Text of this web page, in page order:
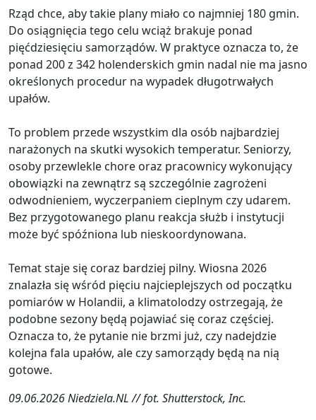
Rząd chce, aby takie plany miało co najmniej 180 gmin.
Do osiągnięcia tego celu wciąż brakuje ponad
pięćdziesięciu samorządów. W praktyce oznacza to, że
ponad 200 z 342 holenderskich gmin nadal nie ma jasno
określonych procedur na wypadek długotrwałych
upałów.
To problem przede wszystkim dla osób najbardziej
narażonych na skutki wysokich temperatur. Seniorzy,
osoby przewlekle chore oraz pracownicy wykonujący
obowiązki na zewnątrz są szczególnie zagrożeni
odwodnieniem, wyczerpaniem cieplnym czy udarem.
Bez przygotowanego planu reakcja służb i instytucji
może być spóźniona lub nieskoordynowana.
Temat staje się coraz bardziej pilny. Wiosna 2026
znalazła się wśród pięciu najcieplejszych od początku
pomiarów w Holandii, a klimatolodzy ostrzegają, że
podobne sezony będą pojawiać się coraz częściej.
Oznacza to, że pytanie nie brzmi już, czy nadejdzie
kolejna fala upałów, ale czy samorządy będą na nią
gotowe.
09.06.2026 Niedziela.NL // fot. Shutterstock, Inc.